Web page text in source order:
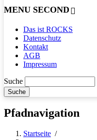
MENU SECOND
Das ist ROCKS
Datenschutz
Kontakt
AGB
Impressum
Suche
Pfadnavigation
Startseite /